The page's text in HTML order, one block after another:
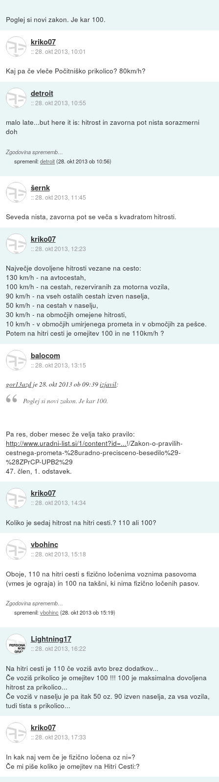
Poglej si novi zakon. Je kar 100.
kriko07
::28. okt 2013, 10:01
Kaj pa če vleče Počitniško prikolico? 80km/h?
detroit
::28. okt 2013, 10:55
malo late...but here it is: hitrost in zavorna pot nista sorazmerni
doh
Zgodovina sprememb…
spremenil:detroit(28. okt 2013 ob 10:56)
šernk
::28. okt 2013, 11:45
Seveda nista, zavorna pot se veča s kvadratom hitrosti.
kriko07
::28. okt 2013, 12:23
Največje dovoljene hitrosti vezane na cesto:
130 km/h - na avtocestah,
100 km/h - na cestah, rezerviranih za motorna vozila,
90 km/h - na vseh ostalih cestah izven naselja,
50 km/h - na cestah v naselju,
30 km/h - na območjih omejene hitrosti,
10 km/h - v območjih umirjenega prometa in v območjih za pešce.
Potem na hitri cesti je omejitev 100 in ne 110km/h ?
balocom
::28. okt 2013, 13:15
gor13azd je28. okt 2013 ob 09:39izjavil:
Poglej si novi zakon. Je kar 100.
Pa res, dober mesec že velja tako pravilo:
http://www.uradni-list.si/1/content?id=...!/Zakon-o-pravilih-
cestnega-prometa-%28uradno-precisceno-besedilo%29-
%28ZPrCP-UPB2%29
47. člen, 1. odstavek.
kriko07
::28. okt 2013, 14:34
Koliko je sedaj hitrost na hitri cesti.? 110 ali 100?
vbohinc
::28. okt 2013, 15:18
Oboje, 110 na hitri cesti s fizično ločenima voznima pasovoma
(vmes je ograja) in 100 na takšni, ki nima fizično ločenih pasov.
Zgodovina sprememb…
spremenil:vbohinc (28. okt 2013 ob 15:19)
Lightning17
::28. okt 2013, 16:22
Na hitri cesti je 110 če voziš avto brez dodatkov...
Če voziš prikolico je omejitev 100 !!! 100 je maksimalna dovoljena
hitrost za prikolico...
Če voziš v naselju je pa itak 50 oz. 90 izven naselja, za vsa vozila,
tudi tista s prikolico...
kriko07
::28. okt 2013, 17:33
In kak naj vem če je fizično ločena oz ni=?
Če mi piše koliko je omejitev na Hitri Cesti:?